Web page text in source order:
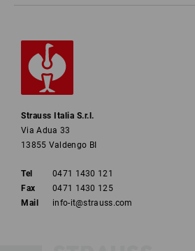
Strauss Italia S.r.l.
Via Adua 33
13855 Valdengo BI
Tel
0471 1430 121
Fax
0471 1430 125
Mail
info-it@strauss.com